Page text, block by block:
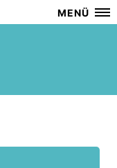
MENÜ